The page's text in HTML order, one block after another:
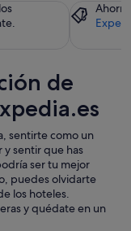
de
sentirte como un
sentir que has
ser tu mejor
puedes olvidarte
los hoteles.
y quédate en un